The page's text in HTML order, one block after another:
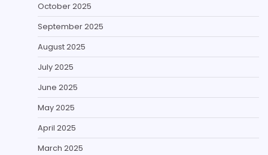
October 2025
September 2025
August 2025
July 2025
June 2025
May 2025
April 2025
March 2025